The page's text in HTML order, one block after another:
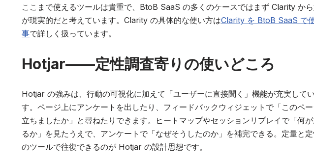
ここまで使えるツールは貴重で、BtoB SaaS の多くのケースではまず Clarity か
が現実的だと考えています。Clarity の具体的な使い方はClarity を BtoB SaaS で
事で詳しく扱っています。
Hotjar——定性調査寄りの使いどころ
Hotjar の強みは、行動の可視化に加えて「ユーザーに直接聞く」機能が充実して
す。ページ上にアンケートを出したり、フィードバックウィジェットで「このペ
立ちましたか」と尋ねたりできます。ヒートマップやセッションリプレイで「何
るか」を見たうえで、アンケートで「なぜそうしたのか」を補完できる。定量と
のツールで往復できるのが Hotjar の設計思想です。